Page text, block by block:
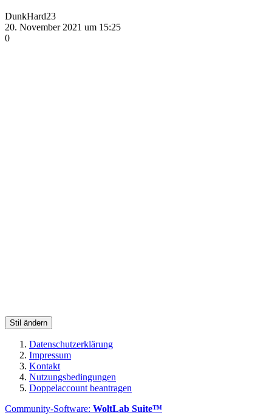
DunkHard23
20. November 2021 um 15:25
0
Stil ändern
Datenschutzerklärung
Impressum
Kontakt
Nutzungsbedingungen
Doppelaccount beantragen
Community-Software: WoltLab Suite™